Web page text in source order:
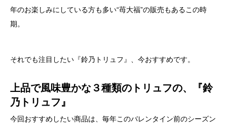
年のお楽しみにしている方も多い“苺大福”の販売もあるこの時
期。
それでも注目したい『鈴乃トリュフ』、今おすすめです。
上品で風味豊かな３種類のトリュフの、『鈴
乃トリュフ』
今回おすすめしたい商品は、毎年このバレンタイン前のシーズン